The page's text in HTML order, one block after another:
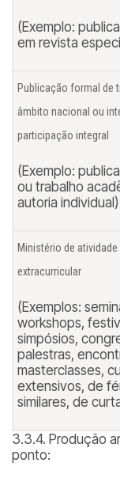
(Exemplo:
em revista
Publicação formal de
âmbito nacional ou
participação integral
(Exemplo:
ou trabalho
autoria individual)
Ministério de
extracurricular
(Exemplos:
workshops,
simpósios,
palestras,
masterclasses,
extensivos, de
similares, de
3.3.4. Produção
ponto: